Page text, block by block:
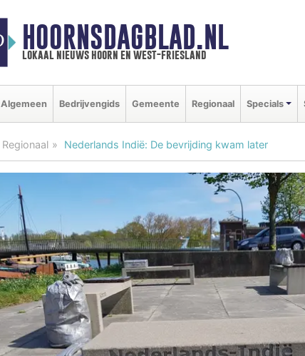
HOORNSDAGBLAD.NL
lokaal nieuws hoorn en west-friesland
Algemeen Bedrijvengids Gemeente Regionaal Specials
Regionaal Nederlands Indië: De bevrijding kwam later